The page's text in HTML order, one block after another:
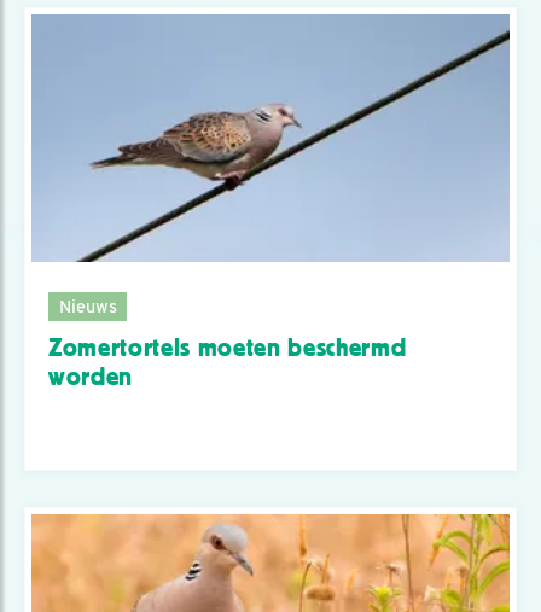
Nieuws
Zomertortels moeten beschermd
worden